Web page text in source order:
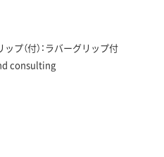
プ（付）：ラバーグリップ付
consulting